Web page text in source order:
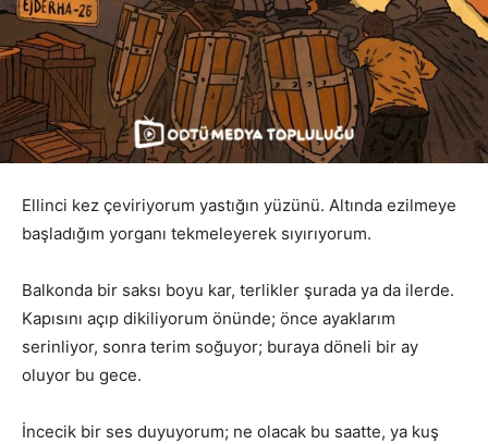
Ellinci kez çeviriyorum yastığın yüzünü. Altında ezilmeye
başladığım yorganı tekmeleyerek sıyırıyorum.
Balkonda bir saksı boyu kar, terlikler şurada ya da ilerde.
Kapısını açıp dikiliyorum önünde; önce ayaklarım
serinliyor, sonra terim soğuyor; buraya döneli bir ay
oluyor bu gece.
İncecik bir ses duyuyorum; ne olacak bu saatte, ya kuş